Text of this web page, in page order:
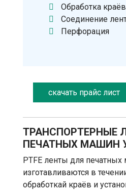
Обработка краёв
Соединение
Перфорация
скачать прайс лист
ТРАНСПОРТЕРНЫЕ
ПЕЧАТНЫХ МАШИН
PTFE ленты для
изготавливаются в
обработкай краёв и